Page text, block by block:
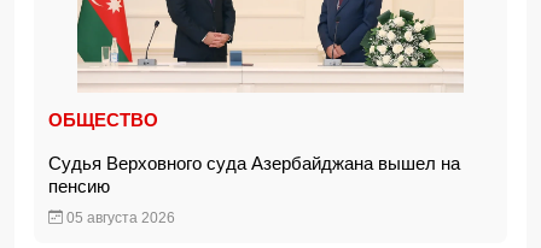
ОБЩЕСТВО
Судья Верховного суда Азербайджана вышел на
пенсию
05 августа 2026